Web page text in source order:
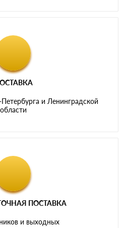
и Ленинградской
области
ПОСТАВКА
и выходных